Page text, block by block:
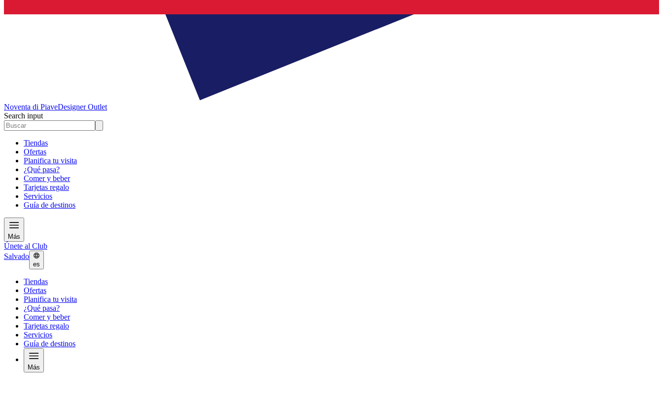
Noventa di PiaveDesigner Outlet
Search input
Tiendas
Ofertas
Planifica tu visita
¿Qué pasa?
Comer y beber
Tarjetas regalo
Servicios
Guía de destinos
Más
Únete al Club
Salvado
es
Tiendas
Ofertas
Planifica tu visita
¿Qué pasa?
Comer y beber
Tarjetas regalo
Servicios
Guía de destinos
Más